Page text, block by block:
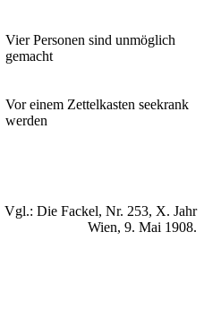
Vier Personen sind unmöglich
gemacht
Vor einem Zettelkasten seekrank
werden
Vgl.: Die Fackel, Nr. 253, X. Jahr
Wien, 9. Mai 1908.